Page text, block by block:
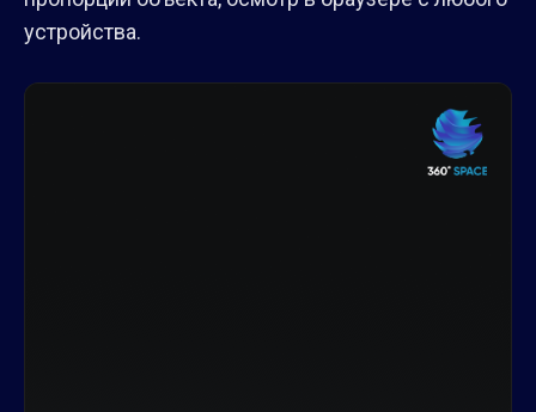
устройства.